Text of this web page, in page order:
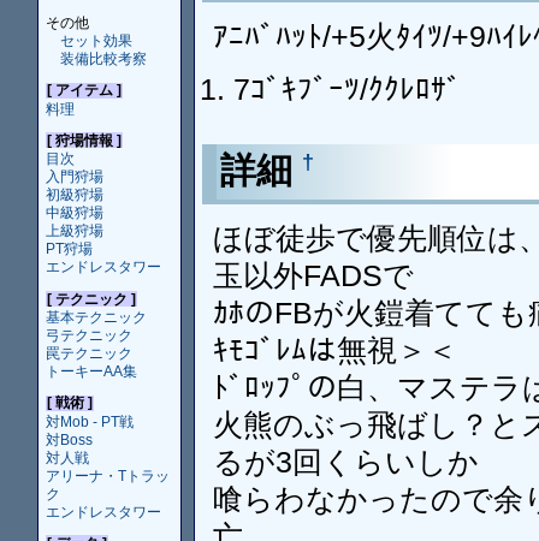
その他
セット効果
装備比較考察
[ アイテム ]
料理
[ 狩場情報 ]
目次
入門狩場
初級狩場
中級狩場
上級狩場
PT狩場
エンドレスタワー
[ テクニック ]
基本テクニック
弓テクニック
罠テクニック
トーキーAA集
[ 戦術 ]
対Mob - PT戦
対Boss
対人戦
アリーナ・Tトラッ
ク
エンドレスタワー
ｱﾆﾊﾞﾊｯﾄ/+5火ﾀｲﾂ/+9ﾊｲ
7ｺﾞｷﾌﾞｰﾂ/ｸｸﾚﾛｻﾞ
詳細 †
ほぼ徒歩で優先順位は
玉以外FADSで
ｶﾎのFBが火鎧着てて
ｷﾓｺﾞﾚﾑは無視＞＜
ﾄﾞﾛｯﾌﾟの白、マステ
火熊のぶっ飛ばし？と
るが3回くらいしか
喰らわなかったので余